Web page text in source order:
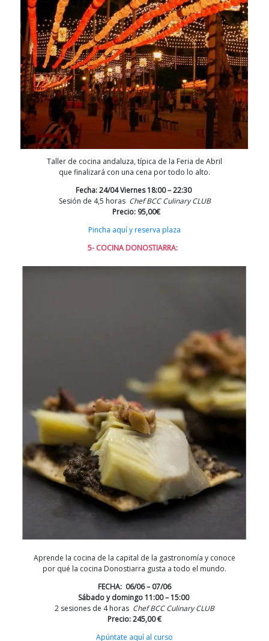
Taller de cocina andaluza, típica de la Feria de Abril
que finalizará con una cena por todo lo alto.
Fecha: 24/04 Viernes 18:00 – 22:30
Sesión de 4,5 horas Chef BCC Culinary CLUB
Precio: 95,00€
Pincha aquí y reserva plaza
5- COCINA DONOSTIARRA:
Aprende la cocina de la capital de la gastronomía y conoce
por qué la cocina Donostiarra gusta a todo el mundo.
FECHA: 06/06 – 07/06
Sábado y domingo 11:00 – 15:00
2 sesiones de 4 horas Chef BCC Culinary CLUB
Precio:245,00 €
Apúntate aquí al curso